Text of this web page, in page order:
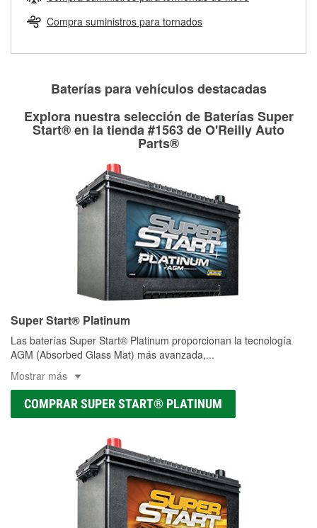
Herramientas de O'Reilly
pueden ser reutilizados, podemos ayudarte a encontrar las
partes de reemplazo correctas para tu reparación.
Rectificación de tambores y discos de freno
Compra suministros para tornados
Baterías para vehículos destacadas
Explora nuestra selección de Baterías Super
Start® en la tienda #1563 de O'Reilly Auto
Parts®
Super Start® Platinum
Las baterías Super Start® Platinum proporcionan la tecnología
AGM (Absorbed Glass Mat) más avanzada,...
Mostrar más
COMPRAR SUPER START® PLATINUM